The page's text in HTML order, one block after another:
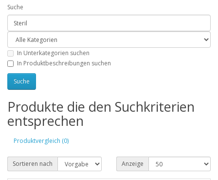
Suche
In Unterkategorien suchen
In Produktbeschreibungen suchen
Produkte die den Suchkriterien
entsprechen
Produktvergleich (0)
Sortieren nach Anzeige